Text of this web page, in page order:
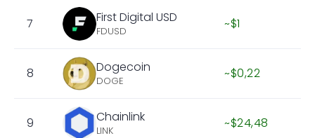
7 First Digital USD
FDUSD ~$1
8 Dogecoin
DOGE ~$0,22
9 Chainlink
LINK ~$24,48